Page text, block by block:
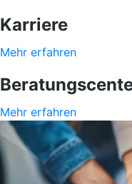
Karriere
Mehr erfahren
Mehr erfahren